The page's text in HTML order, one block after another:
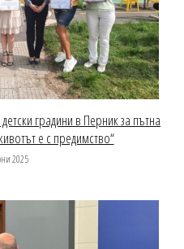
градини в Перник за пътна
е с предимство“
2025